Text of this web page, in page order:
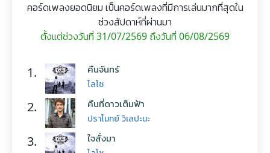
คอร์ดเพลงยอดนิยม เป็นคอร์ดเพลงที่มีการเล่นมากที่สุดใน
ช่วงสัปดาห์ที่ผ่านมา
ตั้งแต่ช่วงวันที่ 31/07/2569 ถึงวันที่ 06/08/2569
1. คืนจันทร์
โลโซ
2. คืนที่ดาวเต็มฟ้า
ปราโมทย์ วิเลปะนะ
3. ใจสั่งมา